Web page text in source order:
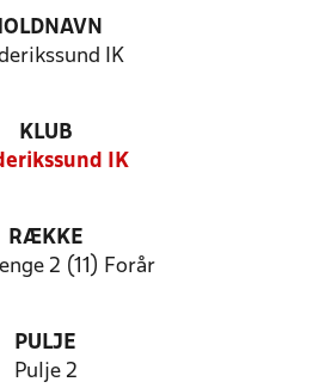
IK
KLUB
IK
RÆKKE
2 (11) Forår
PULJE
Pulje 2